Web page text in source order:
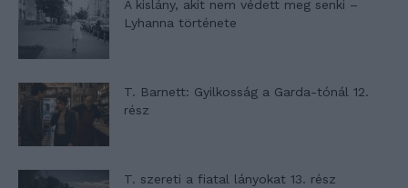
A kislány, akit nem védett meg senki –
Lyhanna története
T. Barnett: Gyilkosság a Garda-tónál 12.
rész
T. szereti a fiatal lányokat 13. rész